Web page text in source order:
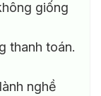
giống
thanh toán.
nghề